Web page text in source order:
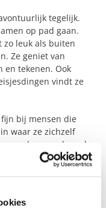
tegelijk.
op pad gaan.
zo leuk als buiten
Ze geniet van
en tekenen. Ook
vindt ze
bij mensen die
waar ze zichzelf
zou haar veel goed